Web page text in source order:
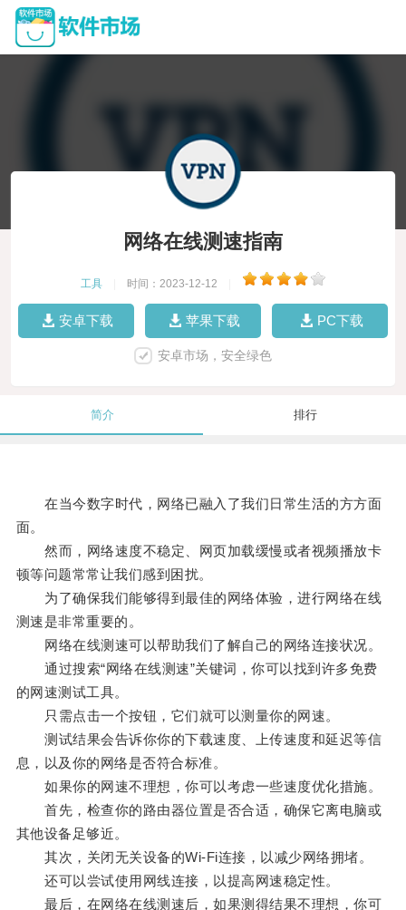
网络在线测速指南
工具 时间：2023-12-12
安卓下载 苹果下载 PC下载
安卓市场，安全绿色
简介 排行
在当今数字时代，网络已融入了我们日常生活的方方面
面。
然而，网络速度不稳定、网页加载缓慢或者视频播放卡
顿等问题常常让我们感到困扰。
为了确保我们能够得到最佳的网络体验，进行网络在线
测速是非常重要的。
网络在线测速可以帮助我们了解自己的网络连接状况。
通过搜索“网络在线测速”关键词，你可以找到许多免费
的网速测试工具。
只需点击一个按钮，它们就可以测量你的网速。
测试结果会告诉你你的下载速度、上传速度和延迟等信
息，以及你的网络是否符合标准。
如果你的网速不理想，你可以考虑一些速度优化措施。
首先，检查你的路由器位置是否合适，确保它离电脑或
其他设备足够近。
其次，关闭无关设备的Wi-Fi连接，以减少网络拥堵。
还可以尝试使用网线连接，以提高网速稳定性。
最后，在网络在线测速后，如果测得结果不理想，你可